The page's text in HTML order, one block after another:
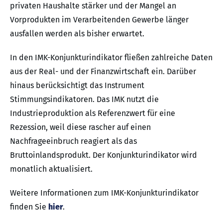
privaten Haushalte stärker und der Mangel an
Vorprodukten im Verarbeitenden Gewerbe länger
ausfallen werden als bisher erwartet.
In den IMK-Konjunkturindikator fließen zahlreiche Daten
aus der Real- und der Finanzwirtschaft ein. Darüber
hinaus berücksichtigt das Instrument
Stimmungsindikatoren. Das IMK nutzt die
Industrieproduktion als Referenzwert für eine
Rezession, weil diese rascher auf einen
Nachfrageeinbruch reagiert als das
Bruttoinlandsprodukt. Der Konjunkturindikator wird
monatlich aktualisiert.
Weitere Informationen zum IMK-Konjunkturindikator
finden Sie hier.